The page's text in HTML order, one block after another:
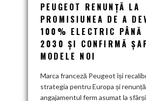
Peugeot
renunță
la
promisiunea
de
electric
PEUGEOT RENUNȚĂ LA
PROMISIUNEA DE A
100% ELECTRIC PÂNĂ
2030 ȘI CONFIRMĂ
MODELE NOI
Marca franceză Peugeot își
strategia pentru Europa și
angajamentul ferm asumat la